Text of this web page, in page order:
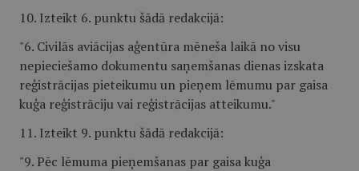
10. Izteikt 6. punktu šādā redakcijā:
"6. Civilās aviācijas aģentūra mēneša laikā no visu
nepieciešamo dokumentu saņemšanas dienas izskata
reģistrācijas pieteikumu un pieņem lēmumu par gaisa
kuģa reģistrāciju vai reģistrācijas atteikumu."
11. Izteikt 9. punktu šādā redakcijā:
"9. Pēc lēmuma pieņemšanas par gaisa kuģa